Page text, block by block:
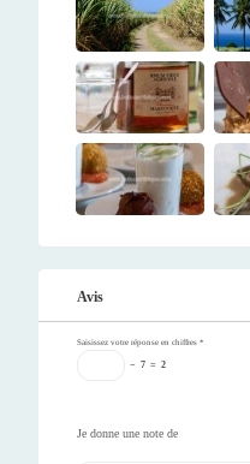
Avis
Saisissez votre réponse en chiffres *
− 7 = 2